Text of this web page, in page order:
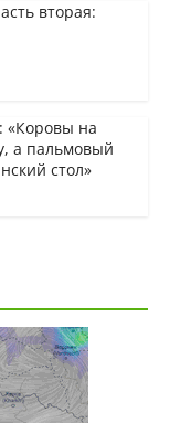
вторая:
«Коровы на
а пальмовый
стол»